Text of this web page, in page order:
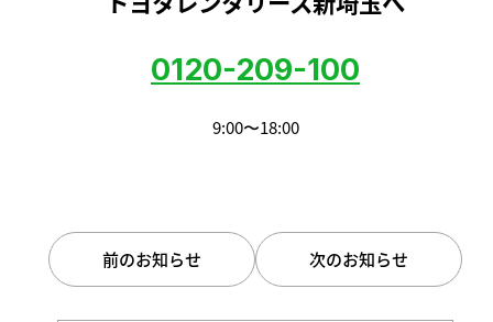
0120-209-100
9:00〜18:00
前のお知らせ 次のお知らせ